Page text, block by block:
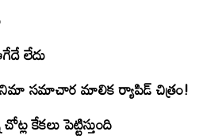
లేదు
సమాచార మాలిక ర్యాపిడ్ చిత్రం!
కేకలు పెట్టిస్తుంది